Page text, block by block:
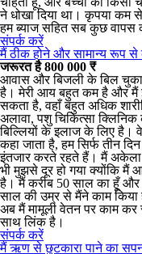
ने धोखा दिया था। कृपया कम
हम ब्याज सहित सब कुछ वापस
संपर्क करें
मैं ठीक होने और सामान्य रूप
जरूरत है 800 000 ₹
आवास और बिजली के बिल
है। मेरी आय बहुत कम है और मैं
सकता है, वहाँ बहुत अधिक
अलावा, पशु चिकित्सा
बिल्लियों के इलाज के लिए है।
कहा जाता है, हम सिर्फ तीन
इंतजार करते रहते हैं। मैं अकेला
भी मुझसे दूर हो गया क्योंकि
है। मैं करीब 50 साल का हूँ और
साल की उम्र से मैंने काम
अब मैं मामूली वेतन पर काम
साथ लिंक है।
संपर्क करें
मैं ऋण से छुटकारा पाने का